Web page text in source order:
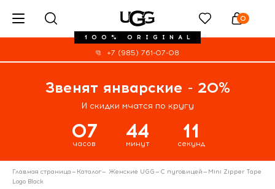
100% ORIGINAL
0
+7 (985) 761-07-08
Звенят январские - 20%
И скидки мчатся по кругу
07
часов
44
минут
11
секунд
Главная страница— Каталог— Женские UGG— С пуговицей— Mini Zipper Tape
Logo Black